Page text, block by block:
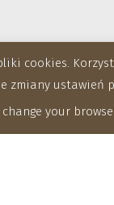
cookies.
zmiany
change your